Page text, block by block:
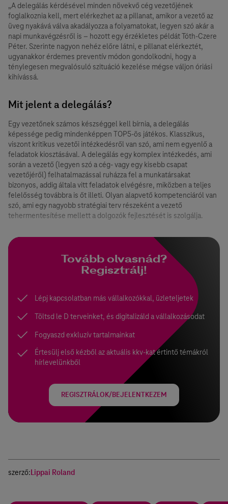
„A delegálás kérdésével minden növekvő cég vezetőjének
foglalkoznia kell, mert elérkezhet az a pillanat, amikor a vezető az
üveg nyakává válva akadályozza a folyamatokat, legyen szó akár a
napi munkavégzésről is – hozott egy érzékletes példát Tóth-Czere
Péter. Szerinte nagyon nehéz előre látni, e pillanat elérkeztét,
ugyanakkor érdemes preventív módon gondolkodni, hogy a
ténylegesen megvalósuló szituáció kezelése mégse váljon óriási
kihívássá.
Mit jelent a delegálás?
Egy vezetőnek számos készséggel kell bírnia, a delegálás
képessége pedig mindenképpen TOP5-ös játékos. Klasszikus,
viszont kritikus vezetői intézkedésről van szó, ami nem egyenlő a
feladatok kiosztásával. A delegálás egy komplex intézkedés, ami
során a vezető (legyen szó a cég- vagy egy kisebb csapat
vezetőjéről) felhatalmazással ruházza fel a munkatársakat
bizonyos, addig általa vitt feladatok elvégésre, miközben a teljes
felelősség továbbra is őt illeti. Olyan alapvető kompetenciáról van
szó, ami egy nagyobb stratégiai terv részeként a vezető
tehermentesítése mellett a dolgozók fejlesztését is szolgálja.
Tovább olvasnád?
Regisztrálj!
Lépj kapcsolatban más vállalkozókkal, üzleteljetek
Töltsd le D terveinket, és digitalizáld a vállalkozásodat
Fogyaszd exkluzív tartalmainkat
Értesülj első kézből az aktuális kkv-kat értintő témákról
hírlevelünkből
REGISZTRÁLOK/BEJELENTKEZEM
szerző:Lippai Roland